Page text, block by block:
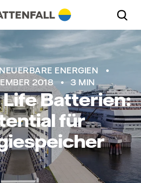
ENERGIEN
2018
3 MIN
Batterien:
für